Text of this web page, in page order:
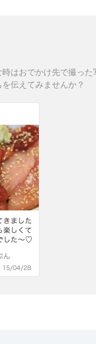
はおでかけ先で撮った
伝えてみませんか？